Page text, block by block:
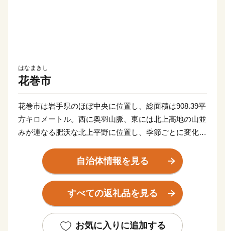
はなまきし
花巻市
花巻市は岩手県のほぼ中央に位置し、総面積は908.39平
方キロメートル。西に奥羽山脈、東には北上高地の山並
みが連なる肥沃な北上平野に位置し、季節ごとに変化に
市の西部には、奥羽山脈の渓谷沿いに湧き出る花巻温泉
郷があります。周辺は県立自然公園に指定され、立ちの
ぼる湯けむりと深山の緑、目の前を流れる清流が、情緒
豊かな風景を醸し出します。
を輩出するとともに、早池峰神楽や鹿踊りなどの郷土芸
自治体情報を見る
すべての返礼品を見る
お気に入りに追加する